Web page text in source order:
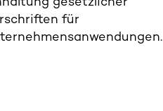
gesetzlicher
für